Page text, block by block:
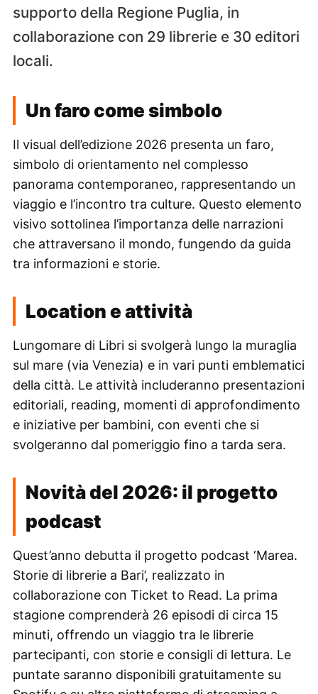
supporto della Regione Puglia, in
collaborazione con 29 librerie e 30 editori
locali.
Un faro come simbolo
Il visual dell’edizione 2026 presenta un faro,
simbolo di orientamento nel complesso
panorama contemporaneo, rappresentando un
viaggio e l’incontro tra culture. Questo elemento
visivo sottolinea l’importanza delle narrazioni
che attraversano il mondo, fungendo da guida
tra informazioni e storie.
Location e attività
Lungomare di Libri si svolgerà lungo la muraglia
sul mare (via Venezia) e in vari punti emblematici
della città. Le attività includeranno presentazioni
editoriali, reading, momenti di approfondimento
e iniziative per bambini, con eventi che si
svolgeranno dal pomeriggio fino a tarda sera.
Novità del 2026: il progetto
podcast
Quest’anno debutta il progetto podcast ‘Marea.
Storie di librerie a Bari’, realizzato in
collaborazione con Ticket to Read. La prima
stagione comprenderà 26 episodi di circa 15
minuti, offrendo un viaggio tra le librerie
partecipanti, con storie e consigli di lettura. Le
puntate saranno disponibili gratuitamente su